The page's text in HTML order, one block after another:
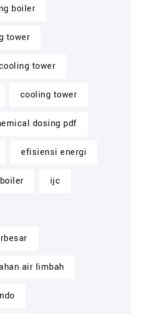
boiler
tower
tower
cooling tower
dosing pdf
efisiensi energi
ijc
air limbah